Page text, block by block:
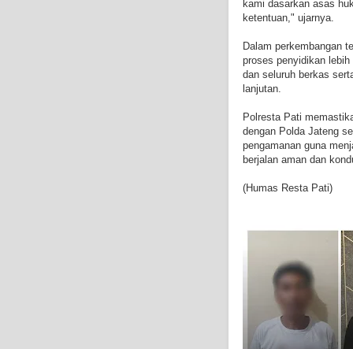
kami dasarkan asas
ketentuan," ujarnya.
Dalam perkembangan
proses penyidikan
dan seluruh berkas
lanjutan.
Polresta Pati
dengan Polda Jateng
pengamanan guna
berjalan aman dan
(Humas Resta Pati)